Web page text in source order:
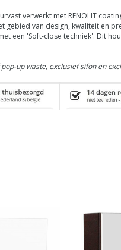
verwerkt met RENOLIT
gebied van design, kwaliteit en
een 'Soft-close techniek'. Dit
up waste, exclusief sifon en